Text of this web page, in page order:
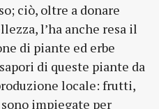
ciò, oltre a donare
l’ha anche resa il
di piante ed erbe
di queste piante da
locale: frutti,
impiegate per